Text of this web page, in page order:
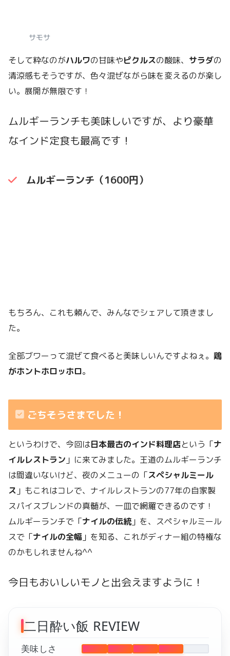
サモサ
そして粋なのがハルワの甘味やピクルスの酸味、 サラダの
清涼感もそうですが、色々混ぜながら味を変えるのが楽し
い。展開が無限です！
ムルギーランチも美味しいですが、より豪華
なインド定食も最高です！
ムルギーランチ（1600円）
もちろん、これも頼んで、みんなでシェアして頂きまし
た。
全部ブワーって混ぜて食べると美味しいんですよねぇ。 鶏
がホントホロッホロ。
ごちそうさまでした！
というわけで、今回は日本最古のインド料理店という「ナ
イルレストラン 」に来てみました。王道のムルギーランチ
は間違いないけど、夜のメニューの「スペシャルミール
ス 」もこれはコレで、ナイルレストランの77年の自家製
スパイスブレンドの真髄が、一皿で網羅できるのです！
ムルギーランチで「ナイルの伝統 」を、スペシャルミール
スで「ナイルの全幅 」を知る、これがディナー組の特権な
のかもしれませんね^^
今日もおいしいモノと出会えますように！
二日酔い飯 REVIEW
美味しさ